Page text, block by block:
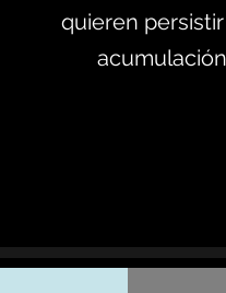
quieren